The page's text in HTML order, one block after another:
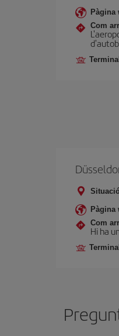
Pàgina
Com
Pàgina
Com
Hi ha